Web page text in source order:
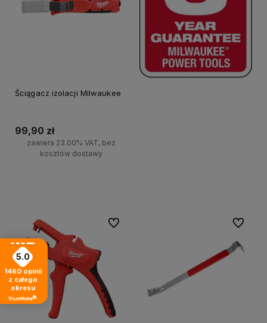
Ściągacz izolacji Milwaukee
99,90 zł
zawiera 23.00% VAT, bez
kosztów dostawy
Do ulubionych Do
5.0
1460 opinii
z całego
okresu